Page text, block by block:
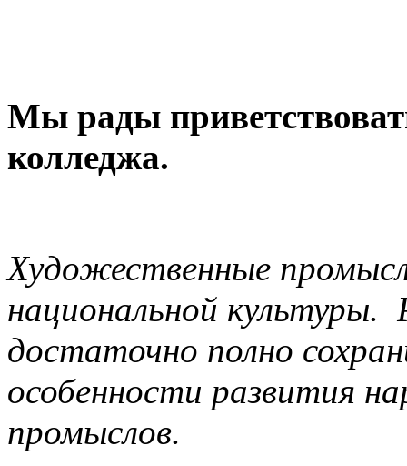
Мы рады
колледжа.
Художественные
национальной культуры.
достаточно полно
особенности развития
промыслов.